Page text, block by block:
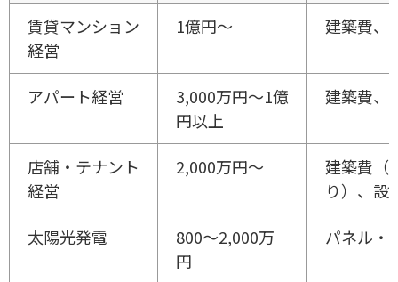
賃貸マンション
経営
1億円～ 建築費、
アパート経営
3,000万円～1億
円以上
建築費、
店舗・テナント
経営
2,000万円～
建築費（
り）、設
太陽光発電
800～2,000万
円
パネル・